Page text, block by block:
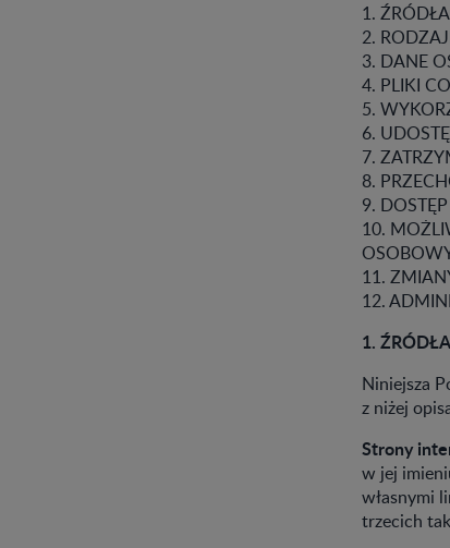
1.
2.
3. DANE
4. PLIKI
5.
6.
7.
8.
9.
10.
11.
12.
1.
Niniejsza
z niżej
Strony
w jej
własnymi
trzecich